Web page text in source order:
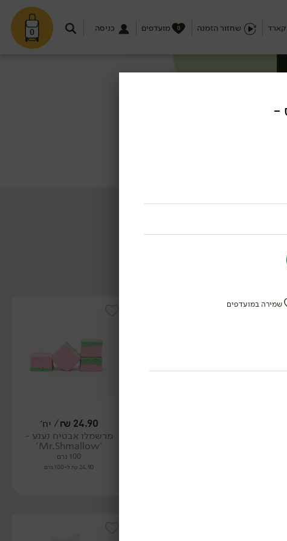
0 קארד שחזור הזמנה מועדפים 0 כניסה
24.90
₪/ יח׳
מרשמלו אבטיח נענע -
'Mr.Shmallow'
100 גרם
24.90 ₪ ל-100 גרם
-
שמירה במועדפים